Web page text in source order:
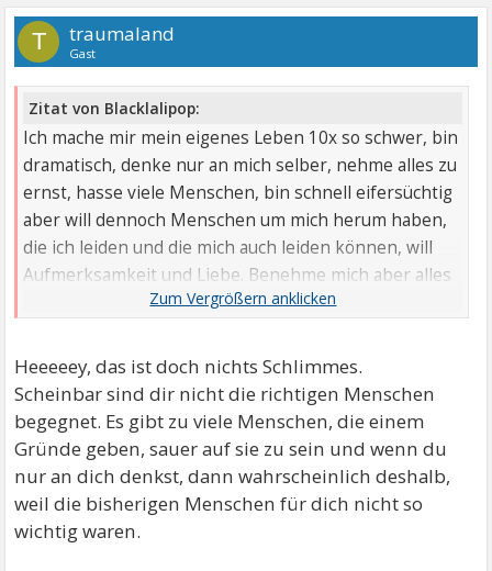
T traumaland
Gast
Zitat von Blacklalipop:
Ich mache mir mein eigenes Leben 10x so schwer, bin
dramatisch, denke nur an mich selber, nehme alles zu
ernst, hasse viele Menschen, bin schnell eifersüchtig
aber will dennoch Menschen um mich herum haben,
die ich leiden und die mich auch leiden können, will
Aufmerksamkeit und Liebe. Benehme mich aber alles
andere als freundlich und will trotzdem so einen
Heeeeey, das ist doch nichts Schlimmes.
Scheinbar sind dir nicht die richtigen Menschen
begegnet. Es gibt zu viele Menschen, die einem
Gründe geben, sauer auf sie zu sein und wenn du
nur an dich denkst, dann wahrscheinlich deshalb,
weil die bisherigen Menschen für dich nicht so
wichtig waren.